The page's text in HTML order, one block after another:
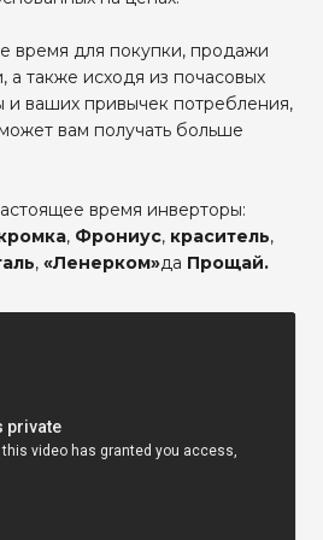
время для покупки, продажи
а также исходя из почасовых
и ваших привычек потребления,
вам получать больше
время инверторы:
, Фрониус, краситель,
,«Ленерком»да Прощай.